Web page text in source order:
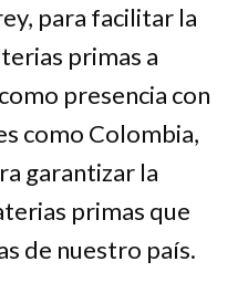
para facilitar la
primas a
presencia con
como Colombia,
garantizar la
primas que
de nuestro país.